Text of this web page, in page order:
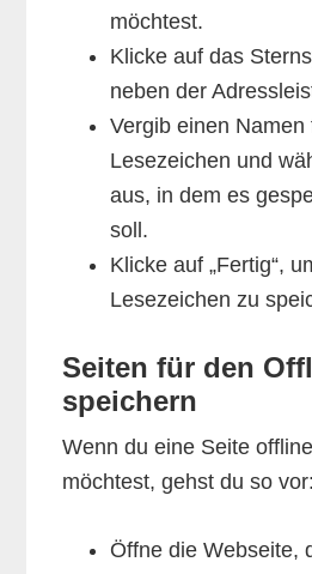
möchtest.
Klicke auf das
neben der
Vergib einen Namen
Lesezeichen und
aus, in dem es
soll.
Klicke auf „Fertig“,
Lesezeichen zu
Seiten für den
speichern
Wenn du eine Seite
möchtest, gehst du so vor:
Öffne die Webseite,